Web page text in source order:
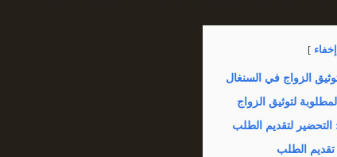
إخفاء
الزواج في السنغال
لتوثيق الزواج
لتقديم الطلب
الطلب